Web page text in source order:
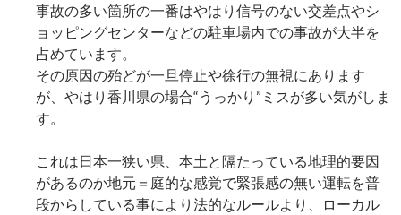
事故の多い箇所の一番はやはり信号のない交差点やシ
ョッピングセンターなどの駐車場内での事故が大半を
占めています。
その原因の殆どが一旦停止や徐行の無視にあります
が、やはり香川県の場合“うっかり”ミスが多い気がしま
す。
これは日本一狭い県、本土と隔たっている地理的要因
があるのか地元＝庭的な感覚で緊張感の無い運転を普
段からしている事により法的なルールより、ローカル